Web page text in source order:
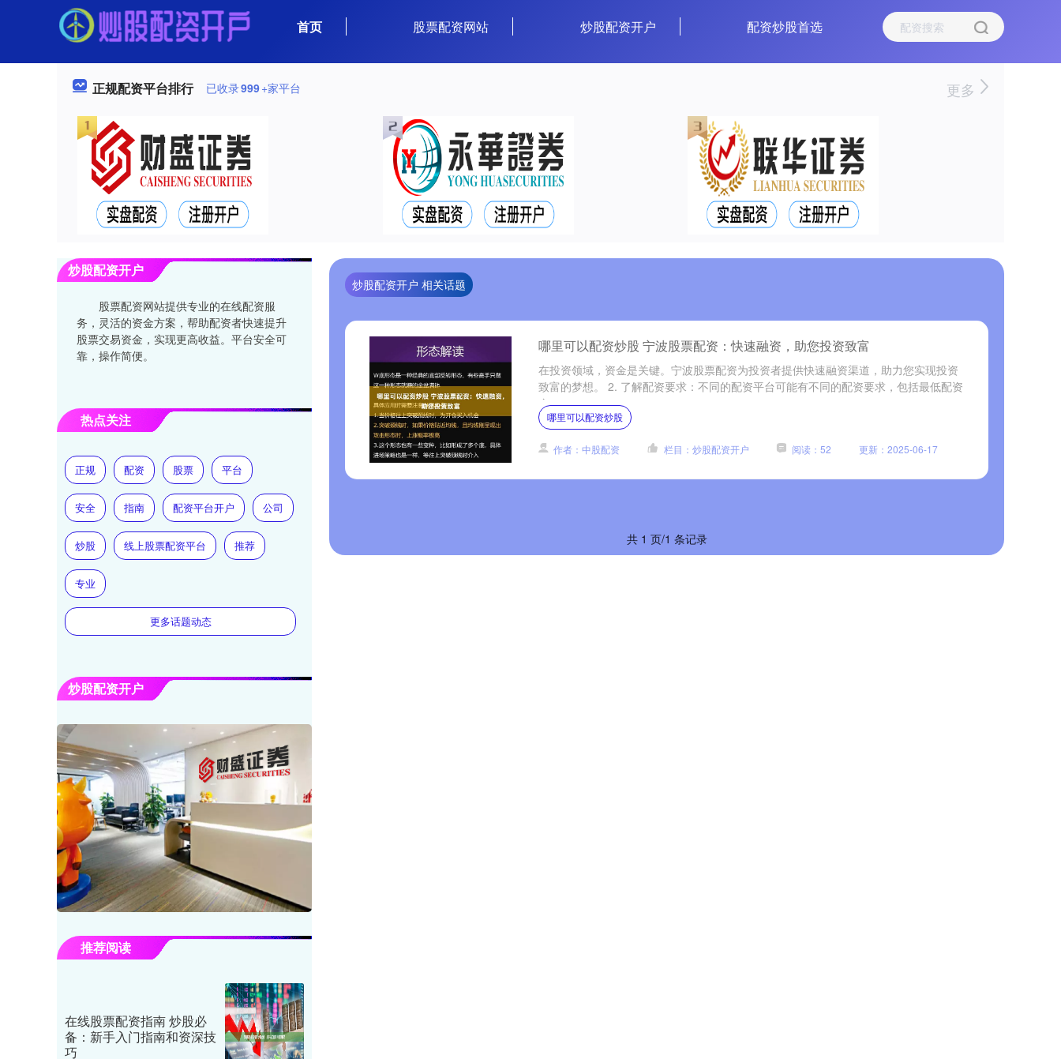
首页 股票配资网站 炒股配资开户 配资炒股首选
正规配资平台排行 已收录999+家平台 更多
炒股配资开户 相关话题
哪里可以配资炒股 宁波股票配资：快速融资，助您投资致富
在投资领域，资金是关键。宁波股票配资为投资者提供快速融资渠道，助力您实现投资
致富的梦想。 2. 了解配资要求：不同的配资平台可能有不同的配资要求，包括最低配资
金....
哪里可以配资炒股
作者：中股配资 栏目：炒股配资开户 阅读：52 更新：2025-06-17
共 1 页/1 条记录
炒股配资开户
股票配资网站提供专业的在线配资服
务，灵活的资金方案，帮助配资者快速提升
股票交易资金，实现更高收益。平台安全可
靠，操作简便。
热点关注
正规 配资 股票 平台
安全 指南 配资平台开户 公司
炒股 线上股票配资平台 推荐
专业
更多话题动态
炒股配资开户
推荐阅读
在线股票配资指南 炒股必
备：新手入门指南和资深技
巧